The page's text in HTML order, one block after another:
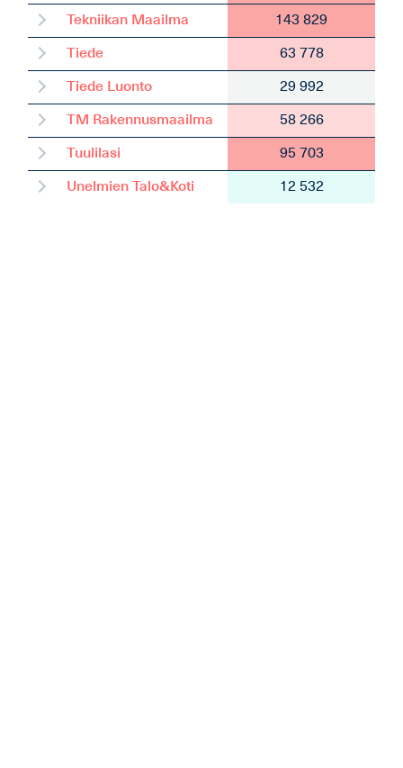
Tekniikan Maailma 143 829
Tiede 63 778
Tiede Luonto 29 992
TM Rakennusmaailma 58 266
Tuulilasi 95 703
Unelmien Talo&Koti 12 532